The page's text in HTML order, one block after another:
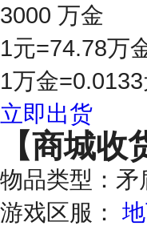
3000 万金
1元=74.78万
1万金
立即出货
【商城收
物品类型：矛
游戏区服：